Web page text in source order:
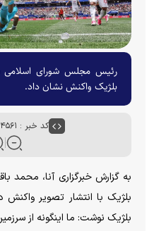
رئیس مجلس شورای اسلامی
بلژیک واکنش نشان داد.
کد خبر : ۱۰۶۴۵۶۱
به گزارش خبرگزاری آنا، محمد
بلژیک با انتشار تصویر واکنش
بلژیک نوشت: ما اینگونه از